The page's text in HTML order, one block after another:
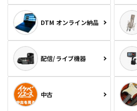
DTM オンライン納品
配信/ライブ機器
中古